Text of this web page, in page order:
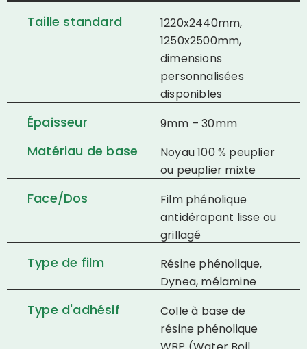
Taille standard
1220x2440mm,
1250x2500mm,
dimensions
personnalisées
disponibles
Épaisseur 9mm – 30mm
Matériau de base
Noyau 100 % peuplier
ou peuplier mixte
Face/Dos
Film phénolique
antidérapant lisse ou
grillagé
Type de film
Résine phénolique,
Dynea, mélamine
Type d'adhésif
Colle à base de
résine phénolique